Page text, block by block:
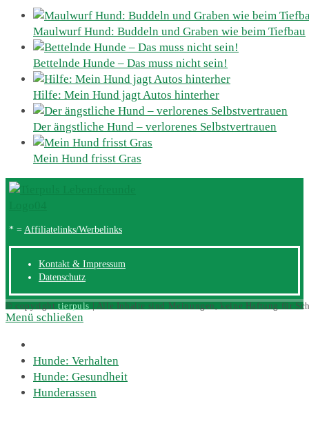
Maulwurf Hund: Buddeln und Graben wie beim Tiefbau
Bettelnde Hunde – Das muss nicht sein!
Hilfe: Mein Hund jagt Autos hinterher
Der ängstliche Hund – verlorenes Selbstvertrauen
Mein Hund frisst Gras
* = Affiliatelinks/Werbelinks
Kontakt & Impressum
Datenschutz
© copyrighttierpuls | Alle Inhalte sind Meinungen, keine Haftung für
Menü schließen
Hunde: Verhalten
Hunde: Gesundheit
Hunderassen